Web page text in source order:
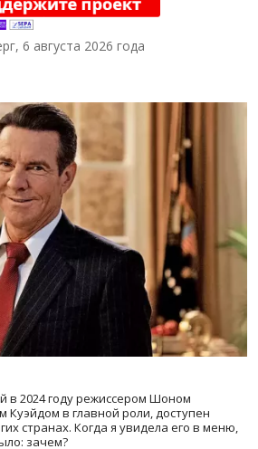
6 августа 2026 года
в 2024 годурежиссером Шоном
в главной роли, доступен
странах. Когда я увидела его в меню,
зачем?